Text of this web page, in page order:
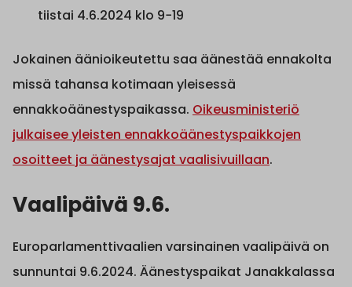
tiistai 4.6.2024 klo 9−19
Jokainen äänioikeutettu saa äänestää ennakolta
missä tahansa kotimaan yleisessä
ennakkoäänestyspaikassa. Oikeusministeriö
julkaisee yleisten ennakkoäänestyspaikkojen
osoitteet ja äänestysajat vaalisivuillaan.
Vaalipäivä 9.6.
Europarlamenttivaalien varsinainen vaalipäivä on
sunnuntai 9.6.2024. Äänestyspaikat Janakkalassa